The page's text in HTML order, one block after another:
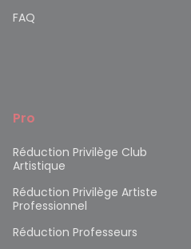
FAQ
Pro
Réduction Privilège Club
Artistique
Réduction Privilège Artiste
Professionnel
Réduction Professeurs